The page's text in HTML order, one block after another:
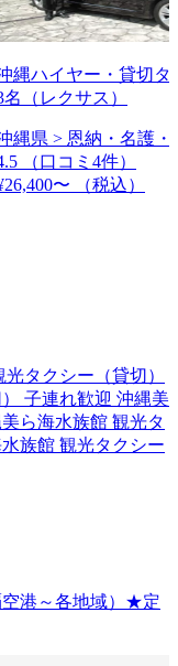
縄ハイヤー・貸切
名（レクサス）
縄県 > 恩納・名護・
（口コミ4件）
〜
（税込）
タクシー（貸切）
子連れ歓迎 沖縄美
ら海水族館 観光タ
族館 観光タクシー
空港～各地域）★定